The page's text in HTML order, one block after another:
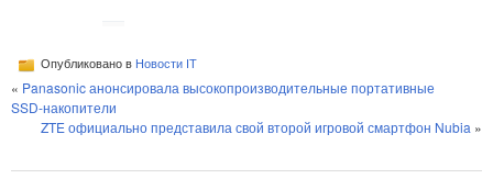
Опубликовано в Новости IT
« Panasonic анонсировала высокопроизводительные портативные
SSD-накопители
ZTE официально представила свой второй игровой смартфон Nubia »